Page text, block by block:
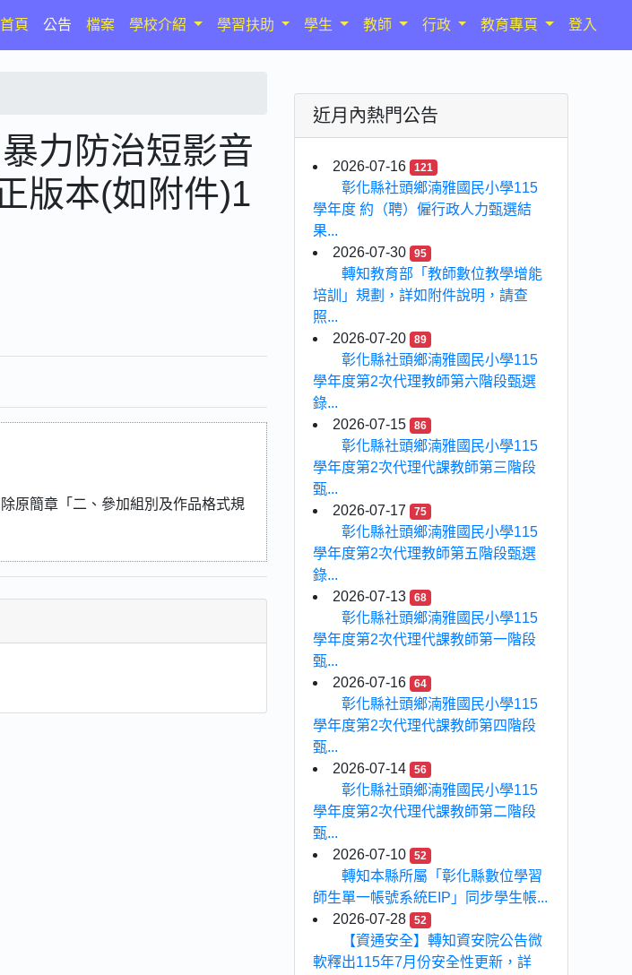
首頁(current)
公告 檔案 學校介紹 學習扶助 學生 教師 行政 教育專頁 登入
力防治短影音
版本(如附件)1
原簡章「二、參加組別及作品格式規
近月內熱門公告
2026-07-16 121
彰化縣社頭鄉湳雅國民小學115
學年度 約（聘）僱行政人力甄選結
果...
2026-07-30
95
轉知教育部「教師數位教學增能
培訓」規劃，詳如附件說明，請查
照...
2026-07-20
89
彰化縣社頭鄉湳雅國民小學115
學年度第2次代理教師第六階段甄選
錄...
2026-07-15
86
彰化縣社頭鄉湳雅國民小學115
學年度第2次代理代課教師第三階段
甄...
2026-07-17
75
彰化縣社頭鄉湳雅國民小學115
學年度第2次代理教師第五階段甄選
錄...
2026-07-13
68
彰化縣社頭鄉湳雅國民小學115
學年度第2次代理代課教師第一階段
甄...
2026-07-16
64
彰化縣社頭鄉湳雅國民小學115
學年度第2次代理代課教師第四階段
甄...
2026-07-14
56
彰化縣社頭鄉湳雅國民小學115
學年度第2次代理代課教師第二階段
甄...
2026-07-10
52
轉知本縣所屬「彰化縣數位學習
師生單一帳號系統EIP」同步學生帳...
2026-07-28
52
【資通安全】轉知資安院公告微
軟釋出115年7月份安全性更新，詳